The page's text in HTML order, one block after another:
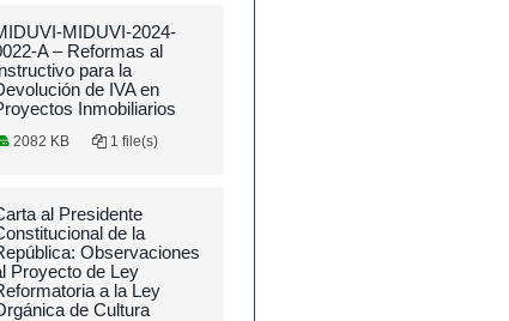
MIDUVI-2024-
A – Reformas al
para la
de IVA en
Inmobiliarios
2082 KB 1 file(s)
al Presidente
de la
Observaciones
Proyecto de Ley
a la Ley
de Cultura